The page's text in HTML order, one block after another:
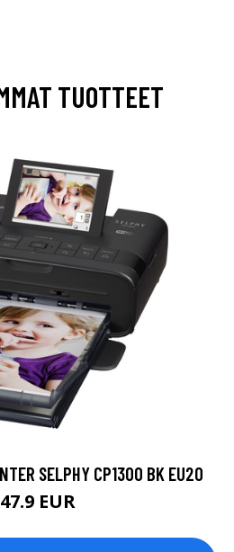
TUOTTEET
SELPHY CP1300 BK EU20
EUR